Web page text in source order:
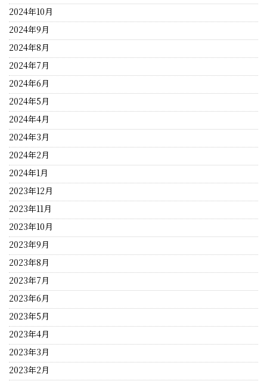
2024年10月
2024年9月
2024年8月
2024年7月
2024年6月
2024年5月
2024年4月
2024年3月
2024年2月
2024年1月
2023年12月
2023年11月
2023年10月
2023年9月
2023年8月
2023年7月
2023年6月
2023年5月
2023年4月
2023年3月
2023年2月